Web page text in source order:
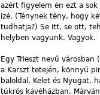
azért figyelem én ezt a
izé. (Ténynek tény, hogy
tudhatja?) Se itt, se ott,
helyben vagyunk. Vagyok.
Egy Trieszt nevű
a Karszt tetején, könnyű
baloldal, Kelet és Nyugat,
tükrös kávéházban.